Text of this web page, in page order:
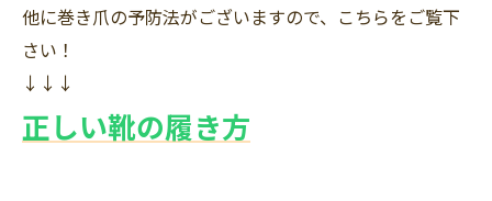
他に巻き爪の予防法がございますので、こちらをご覧下
さい！
↓↓↓
正しい靴の履き方